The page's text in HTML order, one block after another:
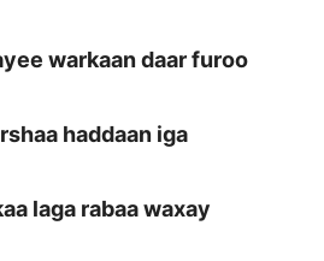
warkaan daar furoo
haddaan iga
laga rabaa waxay